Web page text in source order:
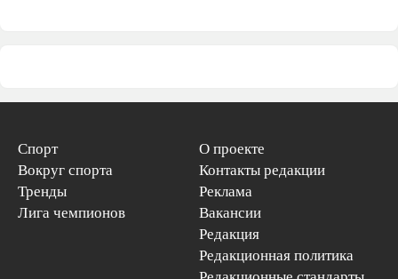
Спорт
Вокруг спорта
Тренды
Лига чемпионов
О проекте
Контакты редакции
Реклама
Вакансии
Редакция
Редакционная политика